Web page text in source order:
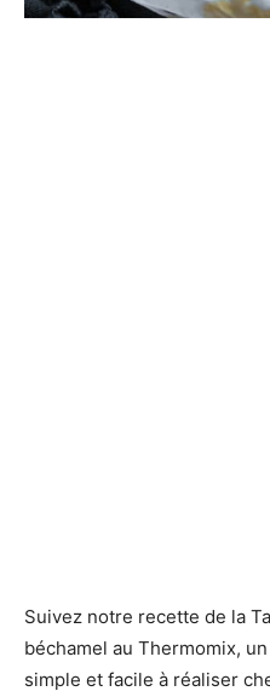
Suivez notre recette de la
béchamel au Thermomix,
simple et facile à réaliser